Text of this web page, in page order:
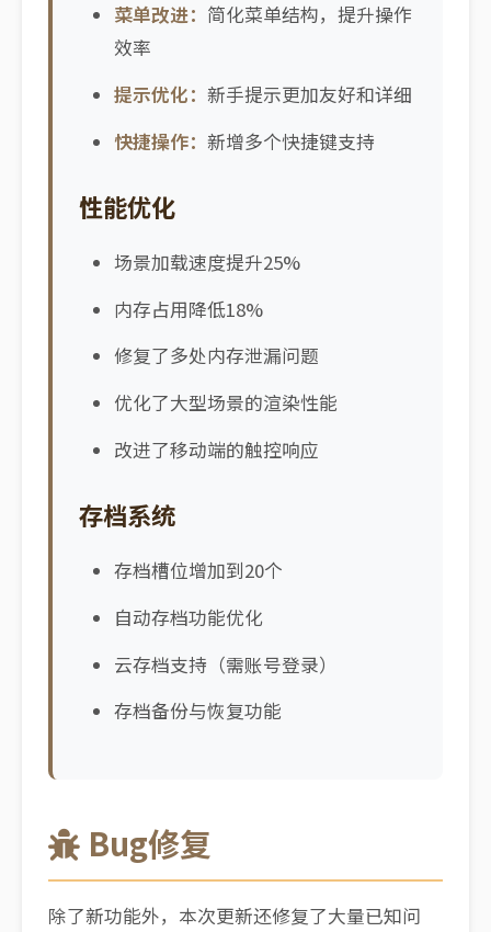
菜单改进： 简化菜单结构，提升操作
效率
提示优化： 新手提示更加友好和详细
快捷操作： 新增多个快捷键支持
性能优化
场景加载速度提升25%
内存占用降低18%
修复了多处内存泄漏问题
优化了大型场景的渲染性能
改进了移动端的触控响应
存档系统
存档槽位增加到20个
自动存档功能优化
云存档支持（需账号登录）
存档备份与恢复功能
Bug修复
除了新功能外，本次更新还修复了大量已知问